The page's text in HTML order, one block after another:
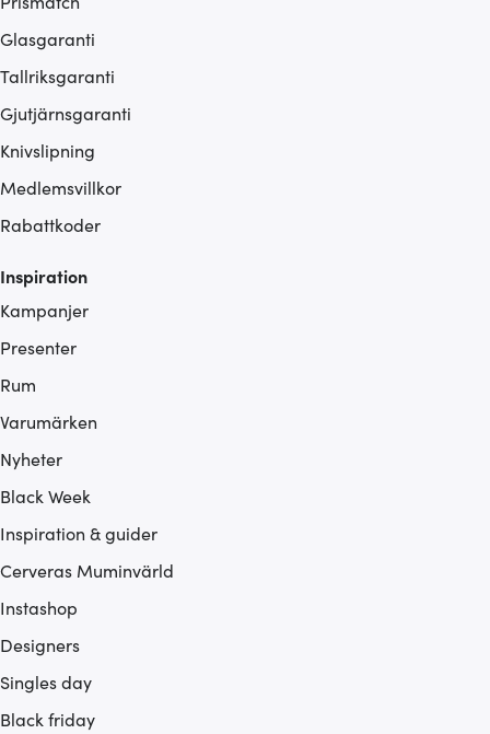
Glasgaranti
Tallriksgaranti
Gjutjärnsgaranti
Knivslipning
Medlemsvillkor
Rabattkoder
Inspiration
Kampanjer
Presenter
Rum
Varumärken
Nyheter
Black Week
Inspiration & guider
Cerveras Muminvärld
Instashop
Designers
Singles day
Black friday